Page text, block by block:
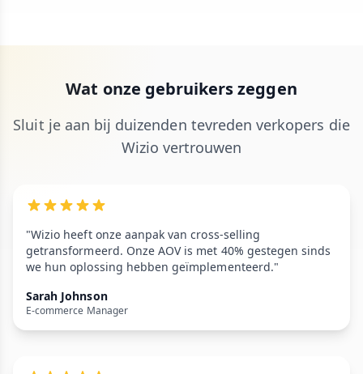
Wat onze gebruikers zeggen
Sluit je aan bij duizenden tevreden verkopers die
Wizio vertrouwen
"Wizio heeft onze aanpak van cross-selling
getransformeerd. Onze AOV is met 40% gestegen sinds
we hun oplossing hebben geïmplementeerd."
Sarah Johnson
E-commerce Manager